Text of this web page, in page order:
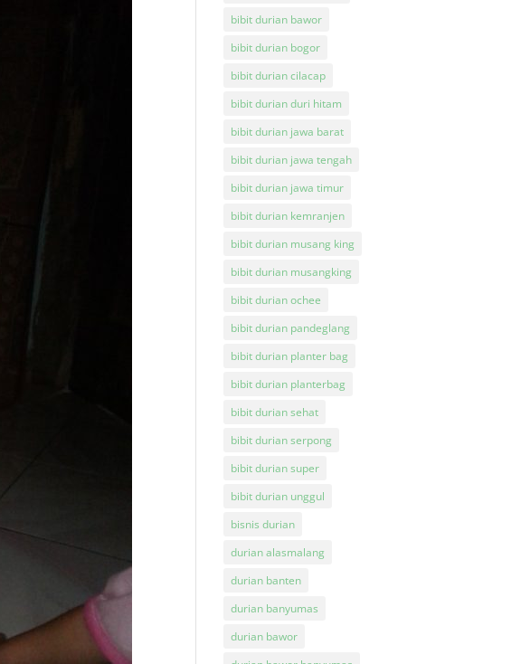
bibit durian bawor
bibit durian bogor
bibit durian cilacap
bibit durian duri hitam
bibit durian jawa barat
bibit durian jawa tengah
bibit durian jawa timur
bibit durian kemranjen
bibit durian musang king
bibit durian musangking
bibit durian ochee
bibit durian pandeglang
bibit durian planter bag
bibit durian planterbag
bibit durian sehat
bibit durian serpong
bibit durian super
bibit durian unggul
bisnis durian
durian alasmalang
durian banten
durian banyumas
durian bawor